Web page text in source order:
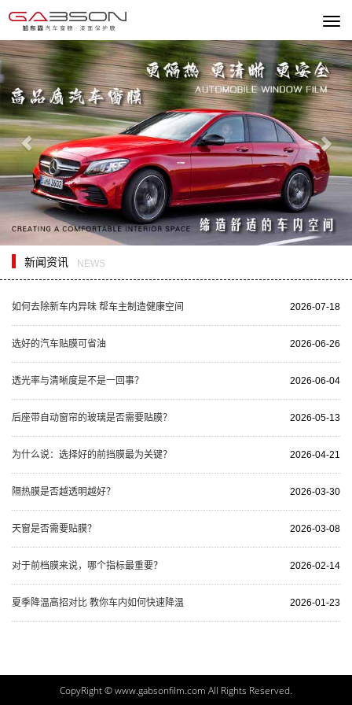
切
换
导
航
Previous
新闻资讯 NEWS
如何去除新车内异味 帮车主制造健康空间 2026-07-18
选好的汽车贴膜可省油 2026-06-26
透光率与清晰度是不是一回事？ 2026-06-04
后座带自动窗帘的玻璃是否需要贴膜？ 2026-05-13
为什么说：选择好的前挡膜最为关键？ 2026-04-21
隔热膜是否越透明越好？ 2026-03-30
天窗是否需要贴膜？ 2026-03-08
对于前档膜来说，哪个指标最重要？ 2026-02-14
夏季降温高招对比 教你车内如何快速降温 2026-01-23
CopyRight © www.gabsonfilm.com All Rights Reserved.